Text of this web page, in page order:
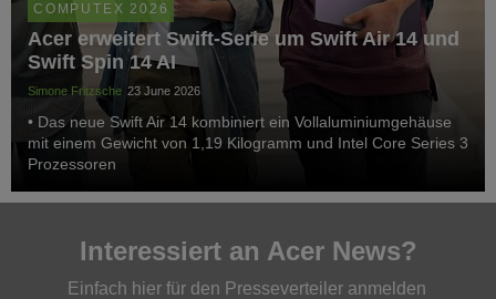
COMPUTEX 2026
Acer erweitert Swift-Serie um Swift Air 14 und
Swift Spin 14 AI
Simone Fritzsche 23 June 2026
• Das neue Swift Air 14 kombiniert ein Vollaluminiumgehäuse
mit einem Gewicht von 1,19 Kilogramm und Intel Core Series 3
Prozessoren
Interessiert an Acer News?
Einfach hier für den Presseverteiler anmelden